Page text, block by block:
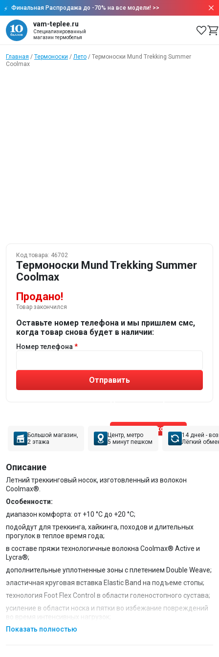
Финальная Распродажа до -70% на все модели! >>
vam-teplee.ru
Специализированный
магазин термобелья
Главная / Термоноски / Лето / Термоноски Mund Trekking Summer
Coolmax
Код товара: 46702
Термоноски Mund Trekking Summer
Coolmax
Продано!
Товар закончился
Оставьте номер телефона и мы пришлем смс,
когда товар снова будет в наличии:
Номер телефона
Отправить
Позвонить эксперту
Большой магазин,
2 этажа
Центр, метро
5 минут пешком
14 дней -
Лёгкий
Описание
Летний треккинговый носок, изготовленный из волокон
Coolmax®.
Особенности:
диапазон комфорта: от +10 °С до +20 °С;
подойдут для треккинга, хайкинга, походов и длительных
прогулок в теплое время года;
в составе пряжи технологичные волокна Coolmax® Active и
Lycra®;
дополнительные уплотненные зоны с плетением Double Weave;
эластичная круговая вставка Elastic Band на подъеме стопы;
технология Foot Flex Control в области голеностопного сустава;
усиление в области носка и пятки во избежание повреждений
во время интенсивных нагрузок;
бесшовная конструкция.
Показать полностью